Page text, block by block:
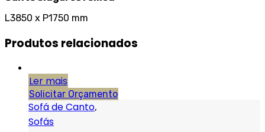
L3850 x P1750 mm
Produtos relacionados
Ler mais
Solicitar Orçamento
Sofá de Canto,
Sofás